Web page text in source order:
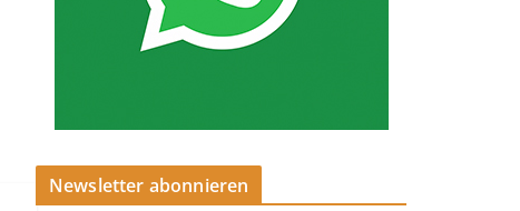
Newsletter abonnieren